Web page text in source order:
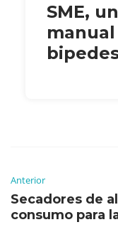
SME,
Anterior
Secadores de
consumo para